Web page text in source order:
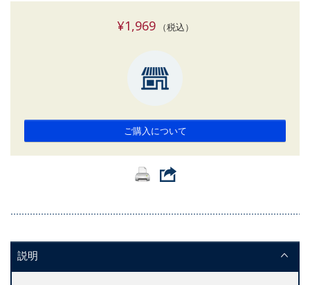
¥1,969（税込）
ご購入について
説明